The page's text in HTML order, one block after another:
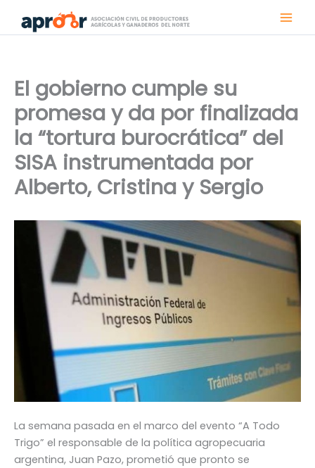
El gobierno cumple su
promesa y da por finalizada
la “tortura burocrática” del
SISA instrumentada por
Alberto, Cristina y Sergio
La semana pasada en el marco del evento “A Todo
Trigo” el responsable de la política agropecuaria
argentina, Juan Pazo, prometió que pronto se